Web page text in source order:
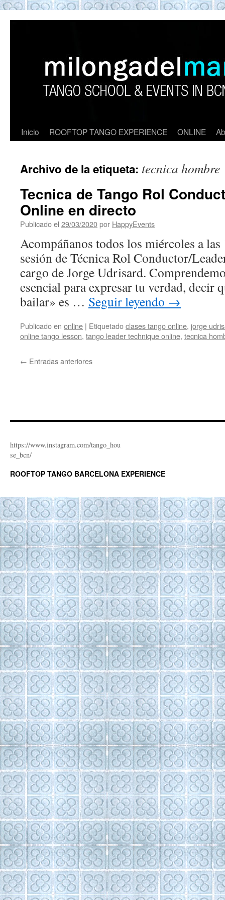
Tango experience Barcelona. Tango
Inicio ROOFTOP TANGO EXPERIENCE ONLINE
Archivo de la etiqueta: tecnica hombre
Tecnica de Tango Rol
Online en directo
Publicado el 29/03/2020por HappyEvents
Acompáñanos todos los miércoles a
sesión de Técnica Rol Conductor/
cargo de Jorge Udrisard.
esencial para expresar tu verdad, decir
bailar» es … Seguir leyendo →
Publicado en online | Etiquetadoclases tango online, jorge
online tango lesson, tango leader technique online, tecnica
← Entradas anteriores
https://www.instagram.com/tango_hou
se_bcn/
ROOFTOP TANGO BARCELONA EXPERIENCE